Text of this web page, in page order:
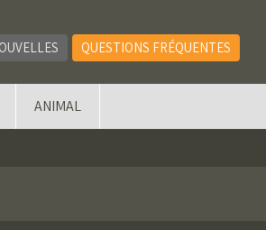
QUESTIONS FRÉQUENTES
ANIMAL